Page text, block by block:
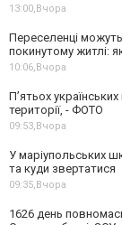
13:00,Вчора
Переселенці
покинутому житлі:
10:06,Вчора
П’ятьох
території, - ФОТО
09:53,Вчора
У маріупольських
та куди звертатися
09:35,Вчора
1626 день